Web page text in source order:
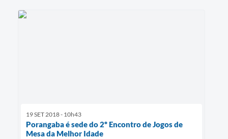
19 SET 2018 - 10h43
Porangaba é sede do 2º Encontro de Jogos de
Mesa da Melhor Idade